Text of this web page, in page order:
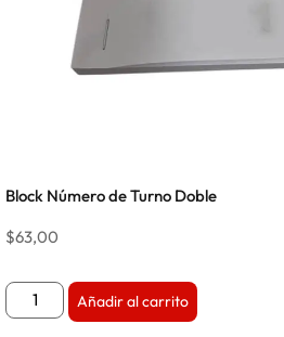
Block Número de Turno Doble
$63,00
Añadir al carrito